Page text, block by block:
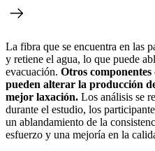
La fibra que se encuentra en las
y retiene el agua, lo que puede
evacuación. Otros
pueden alterar la producción
mejor laxación. Los análisis se
durante el estudio, los
un ablandamiento de la
esfuerzo y una mejoría en la